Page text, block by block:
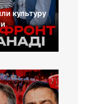
культуру